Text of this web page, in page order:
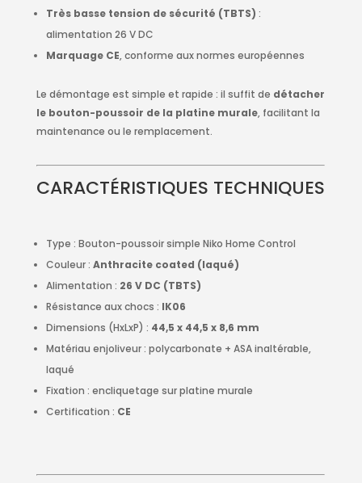
Très basse tension de sécurité (TBTS) :
alimentation 26 V DC
Marquage CE, conforme aux normes européennes
Le démontage est simple et rapide : il suffit de détacher
le bouton-poussoir de la platine murale, facilitant la
maintenance ou le remplacement.
CARACTÉRISTIQUES TECHNIQUES
Type : Bouton-poussoir simple Niko Home Control
Couleur : Anthracite coated (laqué)
Alimentation : 26 V DC (TBTS)
Résistance aux chocs : IK06
Dimensions (HxLxP) : 44,5 x 44,5 x 8,6 mm
Matériau enjoliveur : polycarbonate + ASA inaltérable,
laqué
Fixation : encliquetage sur platine murale
Certification : CE